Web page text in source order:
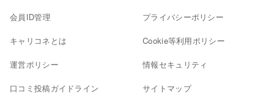
会員ID管理
キャリコネとは
運営ポリシー
口コミ投稿ガイドライン
プライバシーポリシー
Cookie等利用ポリシー
情報セキュリティ
サイトマップ